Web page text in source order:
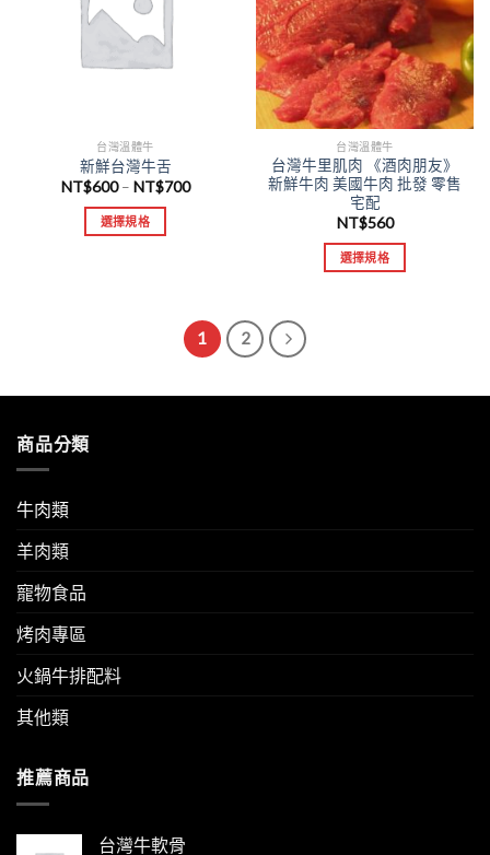
台灣溫體牛
新鮮台灣牛舌
NT$600– NT$700
選擇規格
台灣溫體牛
台灣牛里肌肉 《酒肉朋友》
新鮮牛肉 美國牛肉 批發 零售
宅配
NT$560
選擇規格
1 2
商品分類
牛肉類
羊肉類
寵物食品
烤肉專區
火鍋牛排配料
其他類
推薦商品
台灣牛軟骨